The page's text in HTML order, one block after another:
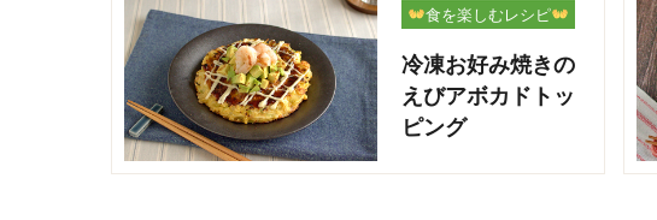
食を楽しむレシピ
冷凍お好み焼きの
えびアボカドトッ
ピング